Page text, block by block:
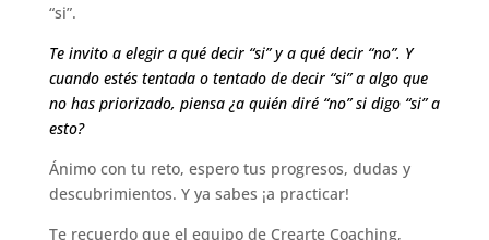
“si”.
Te invito a elegir a qué decir “si” y a qué decir “no”. Y
cuando estés tentada o tentado de decir “si” a algo que
no has priorizado, piensa ¿a quién diré “no” si digo “si” a
esto?
Ánimo con tu reto, espero tus progresos, dudas y
descubrimientos. Y ya sabes ¡a practicar!
Te recuerdo que el equipo de Crearte Coaching,